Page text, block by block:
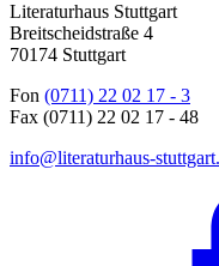
Literaturhaus Stuttgart
Breitscheidstraße 4
70174 Stuttgart
Fon (0711) 22 02 17 - 3
Fax (0711) 22 02 17 - 48
info@literaturhaus-